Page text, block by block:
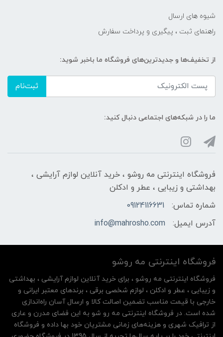
شیوه های ارسال
راهنمای ثبت ، پیگیری و پرداخت سفارش
از تخفیف‌ها و جدیدترین‌های فروشگاه ما باخبر شوید:
ثبت‌نام
ما را در شبکه‌های اجتماعی دنبال کنید:
فروشگاه اینترنتی مه‌ رو‌شو ، خرید آنلاین لوازم آرایشی ،
بهداشتی و زیبایی ، عطر و ادکلن
شماره تماس:
09124116631
آدرس ایمیل:
info@mahrosho.com
فروشگاه اینترنتی مه‌ رو‌شو
فروشگاه اینترنتی مه‌ رو‌شو ، برای خرید آنلاین لوازم آرایشی ، بهداشتی
و زیبایی ، عطر و ادکلن ، لوازم شخصی برقی ، برندهای معتبر ایرانی و
خارجی با قیمت مناسب تضمین اصالت کالا و ارسال آسان راه‌اندازی
شده است. در فروشگاه اینترنتی مه رو شو به این فضای مدرن و عاری
از ترافیک شهری و هزینه‌های زمانی مشتریان خود بها داده و فروشگاه